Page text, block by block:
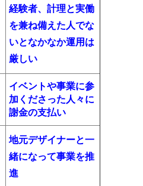
経験者、計理と実働
を兼ね備えた人でな
いとなかなか運用は
厳しい
イベントや事業に参
加くださった人々に
謝金の支払い
地元デザイナーと一
緒になって事業を推
進